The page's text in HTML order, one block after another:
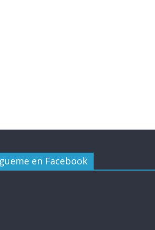
en Facebook